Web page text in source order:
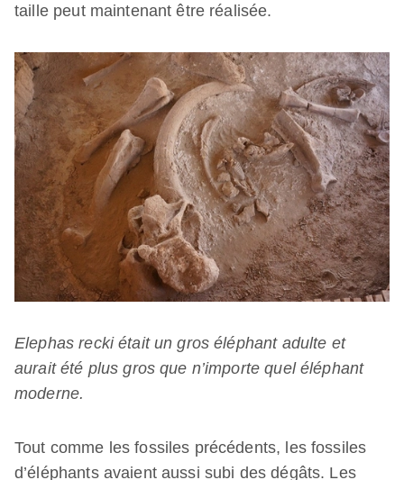
taille peut maintenant être réalisée.
Elephas recki était un gros éléphant adulte et
aurait été plus gros que n’importe quel éléphant
moderne.
Tout comme les fossiles précédents, les fossiles
d’éléphants avaient aussi subi des dégâts. Les